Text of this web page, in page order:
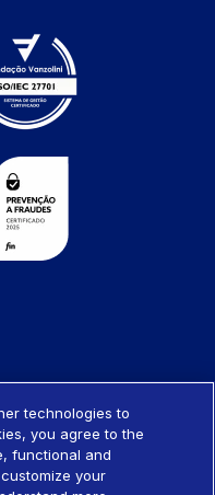
technologies to
you agree to the
functional and
your